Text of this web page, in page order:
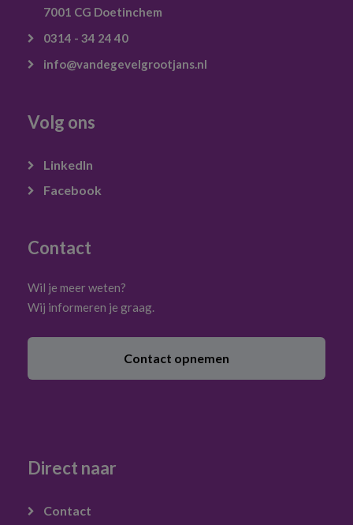
7001 CG Doetinchem
0314 - 34 24 40
info@vandegevelgrootjans.nl
Volg ons
LinkedIn
Facebook
Contact
Wil je meer weten?
Wij informeren je graag.
Contact opnemen
Direct naar
Contact